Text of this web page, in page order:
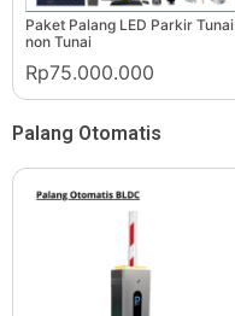
Paket Palang LED Parkir Tunai
non Tunai
Rp75.000.000
Palang Otomatis